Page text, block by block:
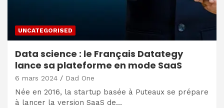
UNCATEGORISED
Data science : le Français Datategy
lance sa plateforme en mode SaaS
6 mars 2024 Dad One
Née en 2016, la startup basée à Puteaux se prépare
à lancer la version SaaS de…